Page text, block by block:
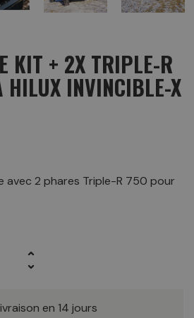
KIT + 2X TRIPLE-R
HILUX INVINCIBLE-X
avec 2 phares Triple-R 750 pour
en 14 jours